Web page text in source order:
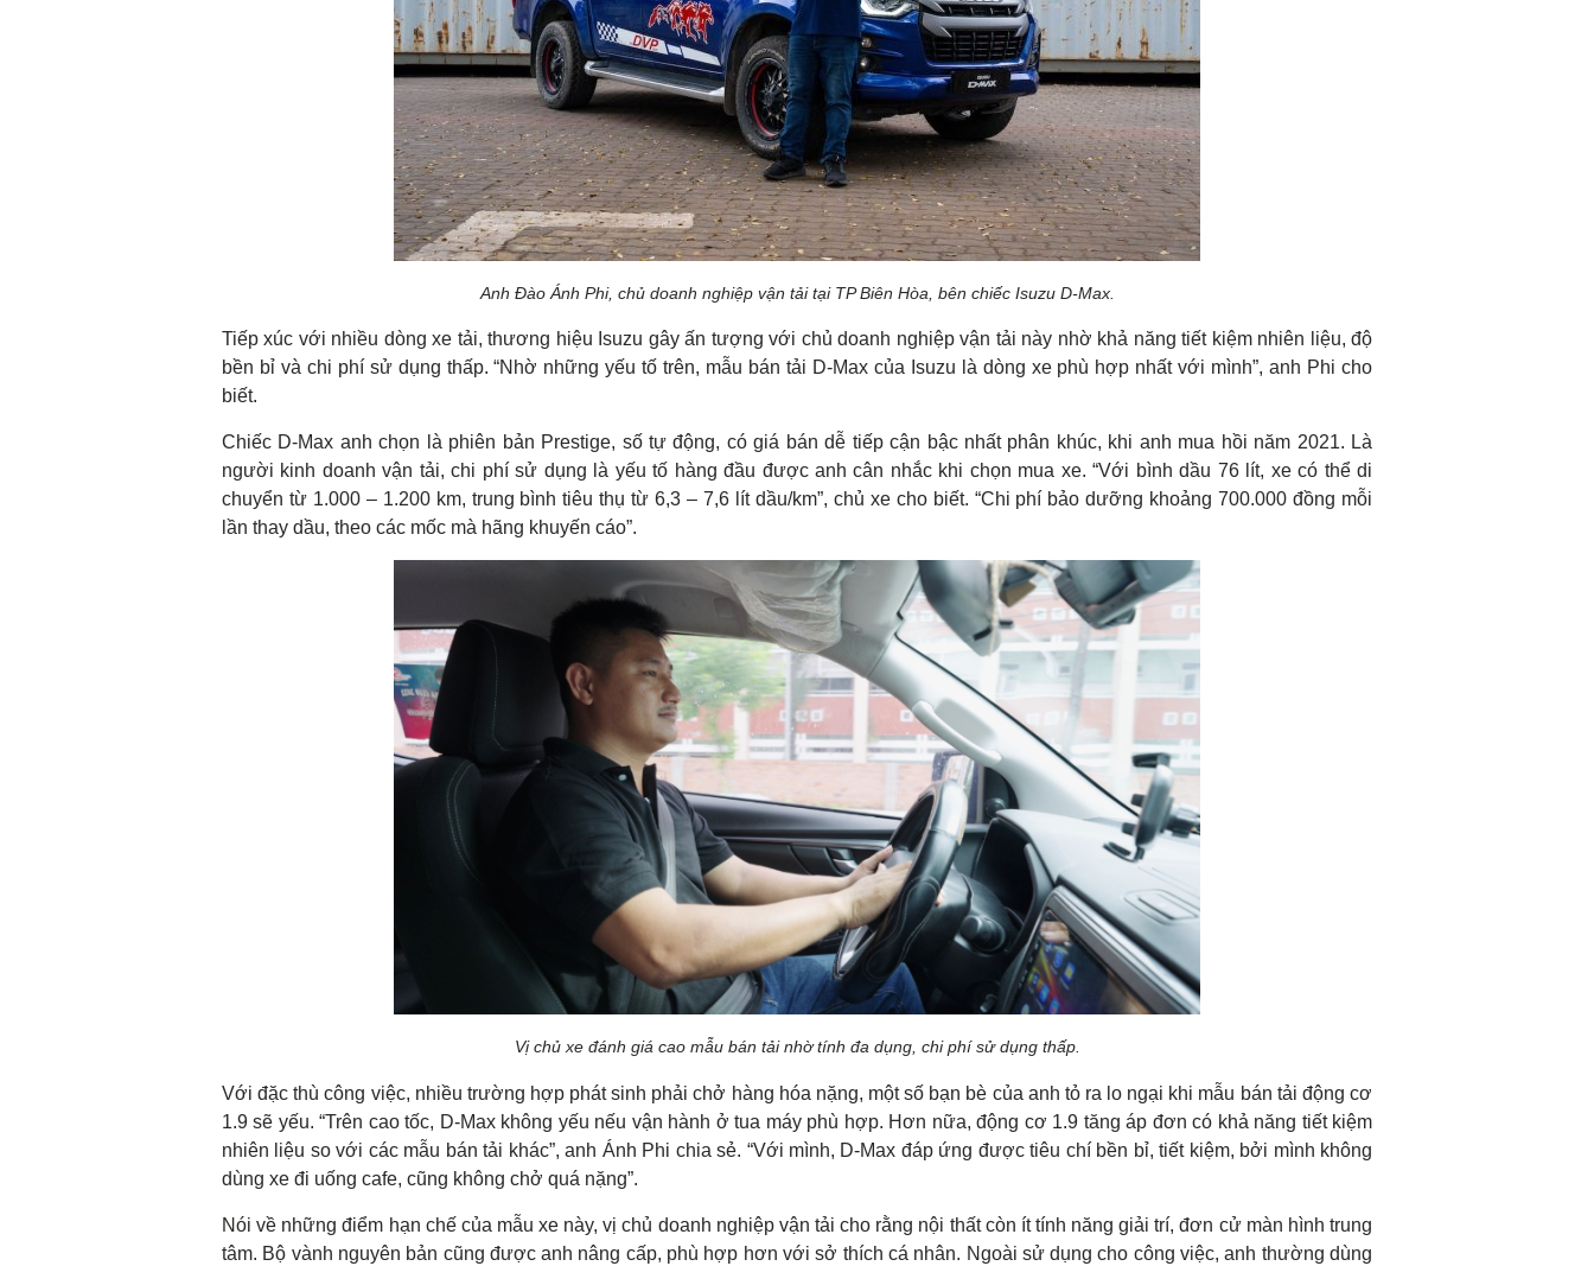
Anh Đào Ánh Phi, chủ doanh nghiệp vận tải tại TP Biên Hòa, bên chiếc Isuzu D-Max.
Tiếp xúc với nhiều dòng xe tải, thương hiệu Isuzu gây ấn tượng với chủ doanh nghiệp vận tải này nhờ khả năng tiết kiệm nhiên liệu, độ
bền bỉ và chi phí sử dụng thấp. “Nhờ những yếu tố trên, mẫu bán tải D-Max của Isuzu là dòng xe phù hợp nhất với mình”, anh Phi cho
biết.
Chiếc D-Max anh chọn là phiên bản Prestige, số tự động, có giá bán dễ tiếp cận bậc nhất phân khúc, khi anh mua hồi năm 2021. Là
người kinh doanh vận tải, chi phí sử dụng là yếu tố hàng đầu được anh cân nhắc khi chọn mua xe. “Với bình dầu 76 lít, xe có thể di
chuyển từ 1.000 – 1.200 km, trung bình tiêu thụ từ 6,3 – 7,6 lít dầu/km”, chủ xe cho biết. “Chi phí bảo dưỡng khoảng 700.000 đồng mỗi
lần thay dầu, theo các mốc mà hãng khuyến cáo”.
Vị chủ xe đánh giá cao mẫu bán tải nhờ tính đa dụng, chi phí sử dụng thấp.
Với đặc thù công việc, nhiều trường hợp phát sinh phải chở hàng hóa nặng, một số bạn bè của anh tỏ ra lo ngại khi mẫu bán tải động cơ
1.9 sẽ yếu. “Trên cao tốc, D-Max không yếu nếu vận hành ở tua máy phù hợp. Hơn nữa, động cơ 1.9 tăng áp đơn có khả năng tiết kiệm
nhiên liệu so với các mẫu bán tải khác”, anh Ánh Phi chia sẻ. “Với mình, D-Max đáp ứng được tiêu chí bền bỉ, tiết kiệm, bởi mình không
dùng xe đi uống cafe, cũng không chở quá nặng”.
Nói về những điểm hạn chế của mẫu xe này, vị chủ doanh nghiệp vận tải cho rằng nội thất còn ít tính năng giải trí, đơn cử màn hình trung
tâm. Bộ vành nguyên bản cũng được anh nâng cấp, phù hợp hơn với sở thích cá nhân. Ngoài sử dụng cho công việc, anh thường dùng